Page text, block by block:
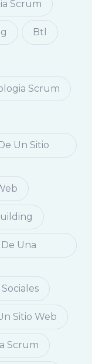
Scrum
Btl
Scrum
Un Sitio
Una
Sitio Web
Scrum